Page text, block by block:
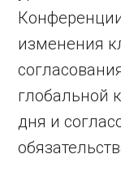
изменения
глобальной
дня и